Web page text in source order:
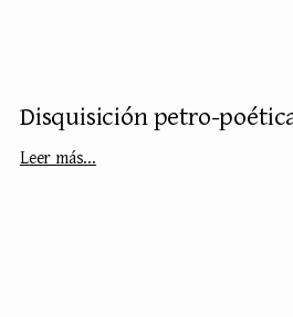
Disquisición petro-
Leer más...